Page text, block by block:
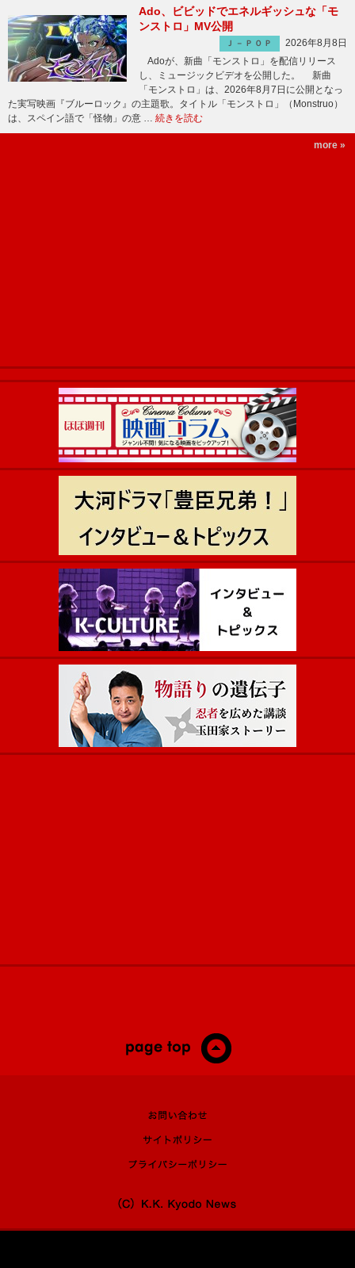
Ado、ビビッドでエネルギッシュな「モ
ンストロ」MV公開
Ｊ－ＰＯＰ
2026年8月8日
Adoが、新曲「モンストロ」を配信リリース
し、ミュージックビデオを公開した。 新曲
「モンストロ」は、2026年8月7日に公開となっ
た実写映画『ブルーロック』の主題歌。タイトル「モンストロ」（Monstruo）
は、スペイン語で「怪物」の意 … 続きを読む
more »